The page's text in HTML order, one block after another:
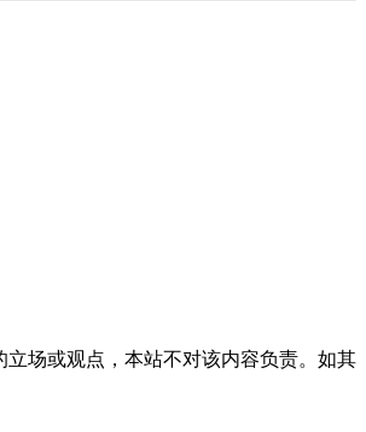
场或观点，本站不对该内容负责。如其